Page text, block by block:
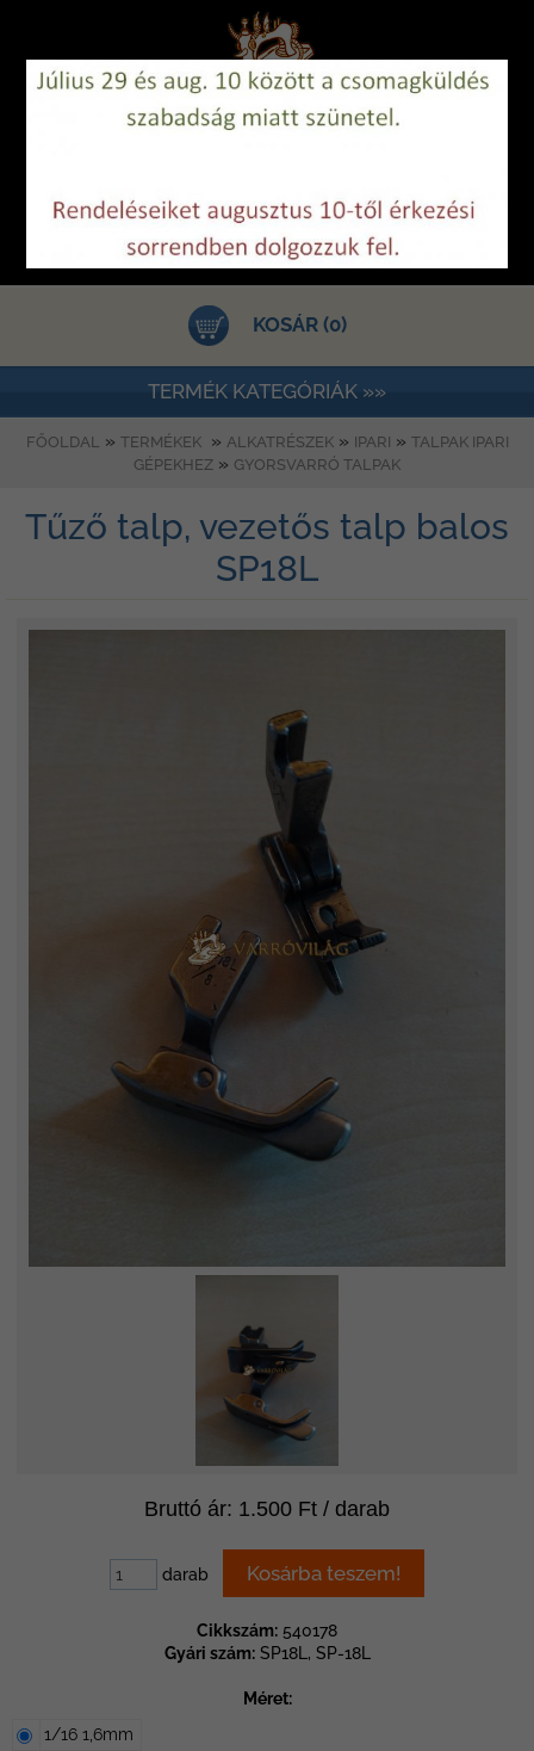
KOSÁR (0)
TERMÉK KATEGÓRIÁK »»
FŐOLDAL » TERMÉKEK » ALKATRÉSZEK» IPARI » TALPAK IPARI
GÉPEKHEZ » GYORSVARRÓ TALPAK
Tűző talp, vezetős talp balos
SP18L
Bruttó ár: 1.500 Ft / darab
darab
Cikkszám: 540178
Gyári szám:SP18L, SP-18L
Méret:
1/16 1,6mm